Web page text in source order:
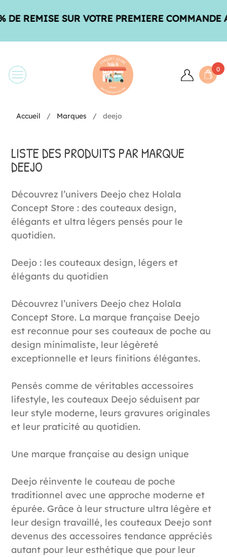
SUR VOTRE PREMIERE COMMANDE AVEC LE
0
Accueil Marques deejo
LISTE DES PRODUITS PAR MARQUE
DEEJO
Découvrez l’univers Deejo chez Holala
Concept Store : des couteaux design,
élégants et ultra légers pensés pour le
quotidien.
Deejo : les couteaux design, légers et
élégants du quotidien
Découvrez l’univers Deejo chez Holala
Concept Store. La marque française Deejo
est reconnue pour ses couteaux de poche au
design minimaliste, leur légèreté
exceptionnelle et leurs finitions élégantes.
Pensés comme de véritables accessoires
lifestyle, les couteaux Deejo séduisent par
leur style moderne, leurs gravures originales
et leur praticité au quotidien.
Une marque française au design unique
Deejo réinvente le couteau de poche
traditionnel avec une approche moderne et
épurée. Grâce à leur structure ultra légère et
leur design travaillé, les couteaux Deejo sont
devenus des accessoires tendance appréciés
autant pour leur esthétique que pour leur